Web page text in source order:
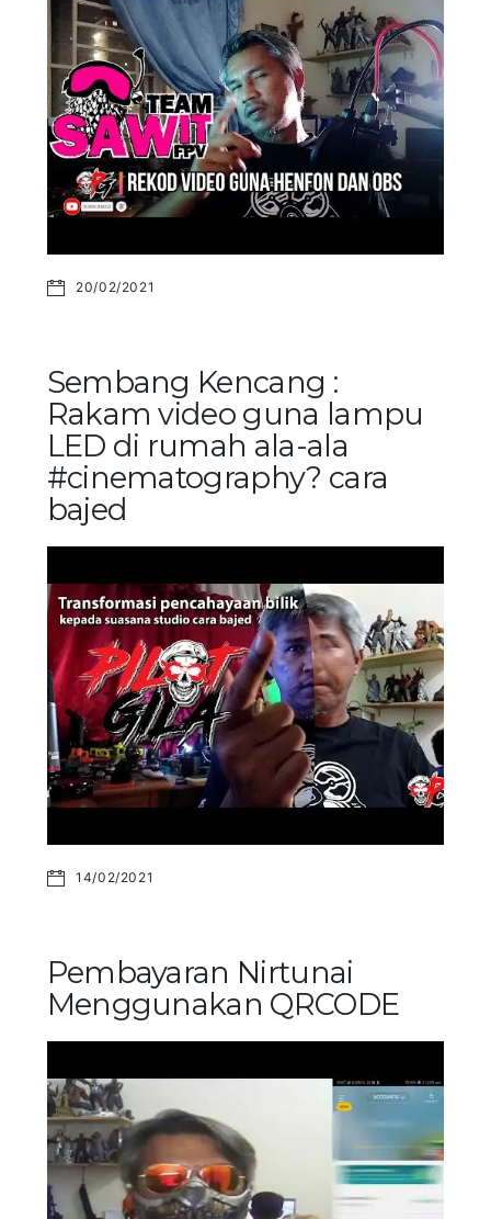
20/02/2021
Sembang Kencang :
Rakam video guna lampu
LED di rumah ala-ala
#cinematography? cara
bajed
14/02/2021
Pembayaran Nirtunai
Menggunakan QRCODE